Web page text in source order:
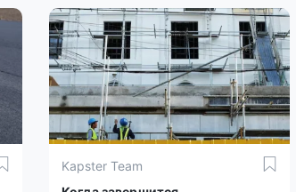
Kapster Team